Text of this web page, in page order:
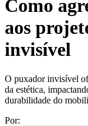
Como
aos
invisível
O puxador invisível
da estética,
durabilidade do
Por: